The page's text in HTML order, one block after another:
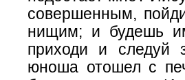
совершенным,
нищим; и будешь
приходи и
юноша отошел с